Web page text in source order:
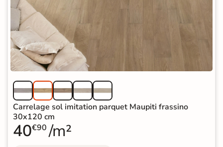
Carrelage sol imitation parquet Maupiti frassino
30x120 cm
40€90 /m²